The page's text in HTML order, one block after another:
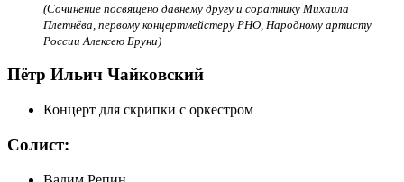
(Сочинение посвящено давнему другу и соратнику Михаила
Плетнёва, первому концертмейстеру РНО, Народному артисту
России Алексею Бруни)
Пётр Ильич Чайковский
Концерт для скрипки с оркестром
Солист: